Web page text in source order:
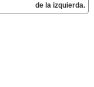
de la izquierda.